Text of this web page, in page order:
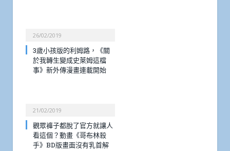
26/02/2019
3歲小孩版的利姆路，《關
於我轉生變成史萊姆這檔
事》新外傳漫畫連載開始
21/02/2019
觀眾褲子都脫了官方就讓人
看這個？動畫《哥布林殺
手》BD版畫面沒有乳首解